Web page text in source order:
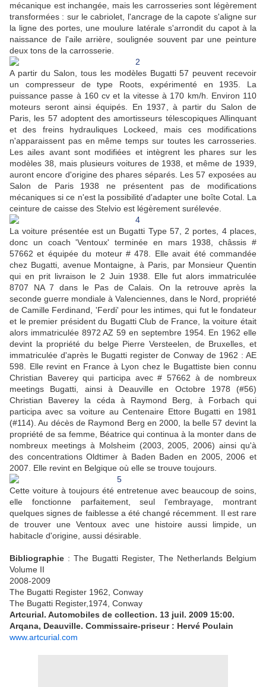
mécanique est inchangée, mais les carrosseries sont légèrement
transformées : sur le cabriolet, l'ancrage de la capote s'aligne sur
la ligne des portes, une moulure latérale s'arrondit du capot à la
naissance de l'aile arrière, soulignée souvent par une peinture
deux tons de la carrosserie.
A partir du Salon, tous les modèles Bugatti 57 peuvent recevoir
un compresseur de type Roots, expérimenté en 1935. La
puissance passe à 160 cv et la vitesse à 170 km/h. Environ 110
moteurs seront ainsi équipés. En 1937, à partir du Salon de
Paris, les 57 adoptent des amortisseurs télescopiques Allinquant
et des freins hydrauliques Lockeed, mais ces modifications
n'apparaissent pas en même temps sur toutes les carrosseries.
Les ailes avant sont modifiées et intègrent les phares sur les
modèles 38, mais plusieurs voitures de 1938, et même de 1939,
auront encore d'origine des phares séparés. Les 57 exposées au
Salon de Paris 1938 ne présentent pas de modifications
mécaniques si ce n'est la possibilité d'adapter une boîte Cotal. La
ceinture de caisse des Stelvio est légèrement surélevée.
La voiture présentée est un Bugatti Type 57, 2 portes, 4 places,
donc un coach 'Ventoux' terminée en mars 1938, châssis #
57662 et équipée du moteur # 478. Elle avait été commandée
chez Bugatti, avenue Montaigne, à Paris, par Monsieur Quentin
qui en prit livraison le 2 Juin 1938. Elle fut alors immatriculée
8707 NA 7 dans le Pas de Calais. On la retrouve après la
seconde guerre mondiale à Valenciennes, dans le Nord, propriété
de Camille Ferdinand, 'Ferdi' pour les intimes, qui fut le fondateur
et le premier président du Bugatti Club de France, la voiture était
alors immatriculée 8972 AZ 59 en septembre 1954. En 1962 elle
devint la propriété du belge Pierre Versteelen, de Bruxelles, et
immatriculée d'après le Bugatti register de Conway de 1962 : AE
598. Elle revint en France à Lyon chez le Bugattiste bien connu
Christian Baverey qui participa avec # 57662 à de nombreux
meetings Bugatti, ainsi à Deauville en Octobre 1978 (#56)
Christian Baverey la céda à Raymond Berg, à Forbach qui
participa avec sa voiture au Centenaire Ettore Bugatti en 1981
(#114). Au décès de Raymond Berg en 2000, la belle 57 devint la
propriété de sa femme, Béatrice qui continua à la monter dans de
nombreux meetings à Molsheim (2003, 2005, 2006) ainsi qu'à
des concentrations Oldtimer à Baden Baden en 2005, 2006 et
2007. Elle revint en Belgique où elle se trouve toujours.
Cette voiture à toujours été entretenue avec beaucoup de soins,
elle fonctionne parfaitement, seul l'embrayage, montrant
quelques signes de faiblesse a été changé récemment. Il est rare
de trouver une Ventoux avec une histoire aussi limpide, un
habitacle d'origine, aussi désirable.
Bibliographie : The Bugatti Register, The Netherlands Belgium
Volume II
2008-2009
The Bugatti Register 1962, Conway
The Bugatti Register,1974, Conway
Artcurial. Automobiles de collection. 13 juil. 2009 15:00.
Arqana, Deauville. Commissaire-priseur : Hervé Poulain
www.artcurial.com